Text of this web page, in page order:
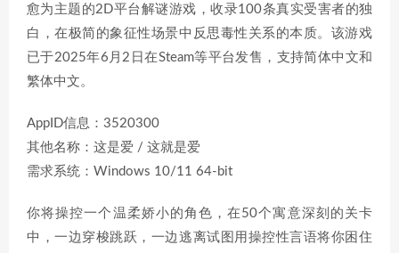
愈为主题的2D平台解谜游戏，收录100条真实受害者的独
白，在极简的象征性场景中反思毒性关系的本质。该游戏
已于2025年6月2日在Steam等平台发售，支持简体中文和
繁体中文。
AppID信息：3520300
其他名称：这是爱 / 这就是爱
需求系统：Windows 10/11 64-bit
你将操控一个温柔娇小的角色，在50个寓意深刻的关卡
中，一边穿梭跳跃，一边逃离试图用操控性言语将你困住